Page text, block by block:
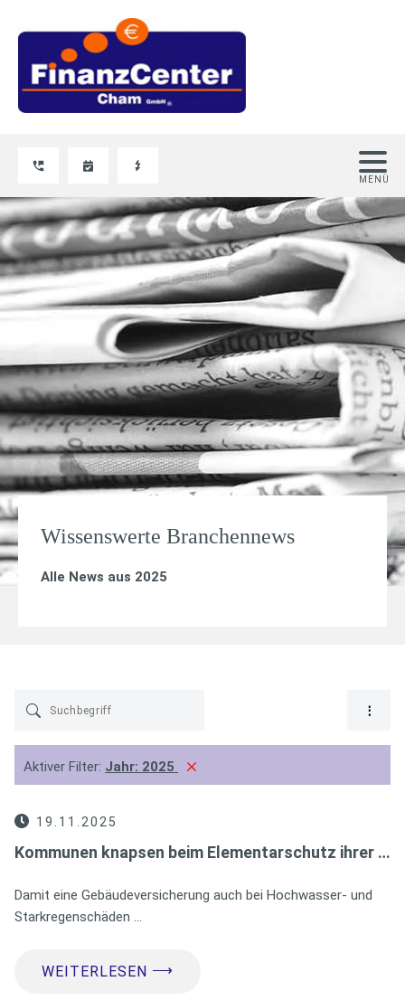
Wissenswerte Branchennews
Alle News aus 2025
Aktiver Filter: Jahr: 2025
19.11.2025
Kommunen knapsen beim Elementarschutz ihrer …
Damit eine Gebäudeversicherung auch bei Hochwasser- und
Starkregenschäden …
WEITERLESEN ⟶